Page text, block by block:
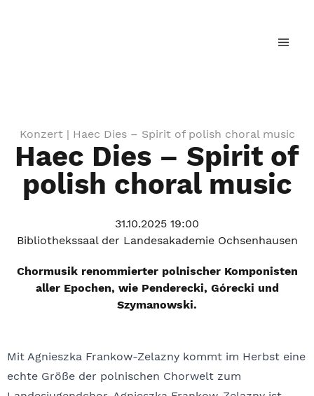
Konzert | Haec Dies – Spirit of polish choral music
Haec Dies – Spirit of
polish choral music
31.10.2025 19:00
Bibliothekssaal der Landesakademie Ochsenhausen
Chormusik renommierter polnischer Komponisten
aller Epochen, wie Penderecki, Górecki und
Szymanowski.
Mit Agnieszka Frankow-Zelazny kommt im Herbst eine
echte Größe der polnischen Chorwelt zum